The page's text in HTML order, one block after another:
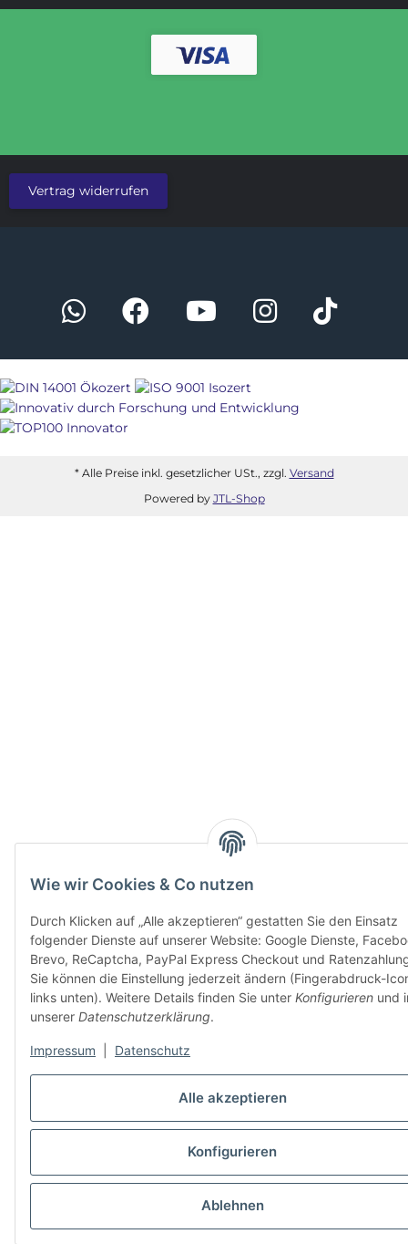
Alle akzeptieren
Konfigurieren
Ablehnen
Wie wir Cookies & Co nutzen
Durch Klicken auf „Alle akzeptieren“ gestatten Sie den Einsatz
folgender Dienste auf unserer Website: Google Dienste,
Brevo, ReCaptcha, PayPal Express Checkout und
Sie können die Einstellung jederzeit ändern (Fingerabdruck-
links unten). Weitere Details finden Sie unter Konfigurieren und
unserer Datenschutzerklärung.
Impressum Datenschutz
Vertrag widerrufen
* Alle Preise inkl. gesetzlicher USt., zzgl. Versand
Powered by JTL-Shop